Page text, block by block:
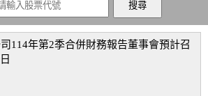
114年第2季合併財務報告董事會預計召